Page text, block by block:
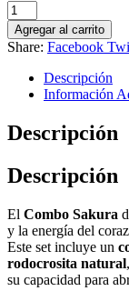
Combo
Sakura
Rodocrosita
–
Collar
Manilla
de
Amor
cantidad
Agregar al carrito
Share: Facebook
Descripción
Información
Descripción
Descripción
El Combo Sakura
y la energía del
Este set incluye un
rodocrosita natural
su capacidad para